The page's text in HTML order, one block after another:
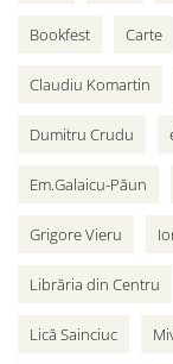
Bookfest Carte
Claudiu Komartin
Dumitru Crudu
Em.Galaicu-Păun
Grigore Vieru
Librăria din Centru
Lică Sainciuc